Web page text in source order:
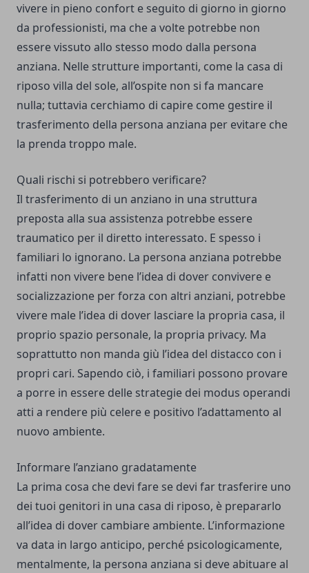
vivere in pieno confort e seguito di giorno in giorno
da professionisti, ma che a volte potrebbe non
essere vissuto allo stesso modo dalla persona
anziana. Nelle strutture importanti, come la casa di
riposo villa del sole, all’ospite non si fa mancare
nulla; tuttavia cerchiamo di capire come gestire il
trasferimento della persona anziana per evitare che
la prenda troppo male.
Quali rischi si potrebbero verificare?
Il trasferimento di un anziano in una struttura
preposta alla sua assistenza potrebbe essere
traumatico per il diretto interessato. E spesso i
familiari lo ignorano. La persona anziana potrebbe
infatti non vivere bene l’idea di dover convivere e
socializzazione per forza con altri anziani, potrebbe
vivere male l’idea di dover lasciare la propria casa, il
proprio spazio personale, la propria privacy. Ma
soprattutto non manda giù l’idea del distacco con i
propri cari. Sapendo ciò, i familiari possono provare
a porre in essere delle strategie dei modus operandi
atti a rendere più celere e positivo l’adattamento al
nuovo ambiente.
Informare l’anziano gradatamente
La prima cosa che devi fare se devi far trasferire uno
dei tuoi genitori in una casa di riposo, è prepararlo
all’idea di dover cambiare ambiente. L’informazione
va data in largo anticipo, perché psicologicamente,
mentalmente, la persona anziana si deve abituare al